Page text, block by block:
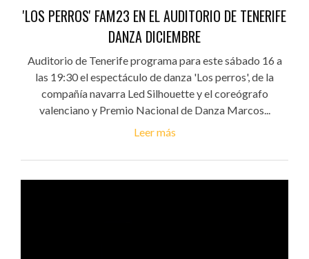
'LOS PERROS' FAM23 EN EL AUDITORIO DE TENERIFE
DANZA DICIEMBRE
Auditorio de Tenerife programa para este sábado 16 a
las 19:30 el espectáculo de danza 'Los perros', de la
compañía navarra Led Silhouette y el coreógrafo
valenciano y Premio Nacional de Danza Marcos...
Leer más